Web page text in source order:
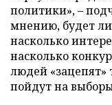
политики», –
мнению, будет ли
насколько
насколько
людей «зацепят»
пойдут на